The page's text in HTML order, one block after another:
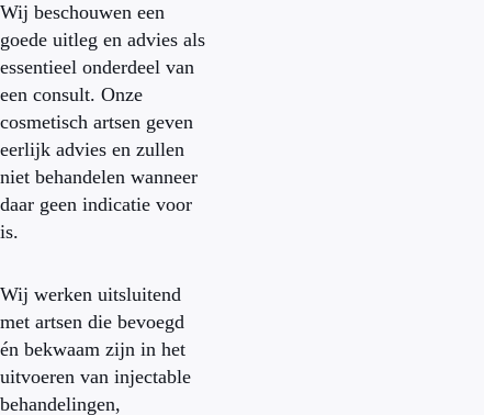
Wij beschouwen een
goede uitleg en advies als
essentieel onderdeel van
een consult. Onze
cosmetisch artsen geven
eerlijk advies en zullen
niet behandelen wanneer
daar geen indicatie voor
is.
Wij werken uitsluitend
met artsen die bevoegd
én bekwaam zijn in het
uitvoeren van injectable
behandelingen,